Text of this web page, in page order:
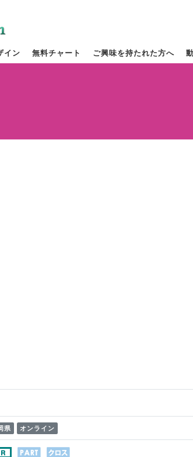
イン 無料チャート ご興味を持たれた方へ
県 オンライン